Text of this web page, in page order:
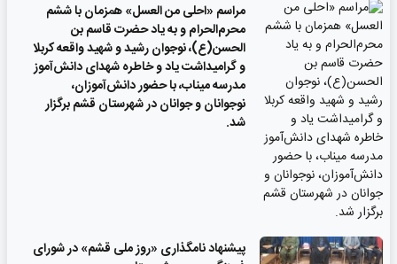
مراسم «احلی من العسل» همزمان با ششم
محرم‌الحرام و به یاد حضرت قاسم بن
الحسن(ع)، نوجوان رشید و شهید واقعه کربلا
و گرامیداشت یاد و خاطره شهدای دانش‌آموز
مدرسه میناب، با حضور دانش‌آموزان،
نوجوانان و جوانان در شهرستان قشم برگزار
شد.
پیشنهاد نامگذاری «روز ملی قشم» در شورای